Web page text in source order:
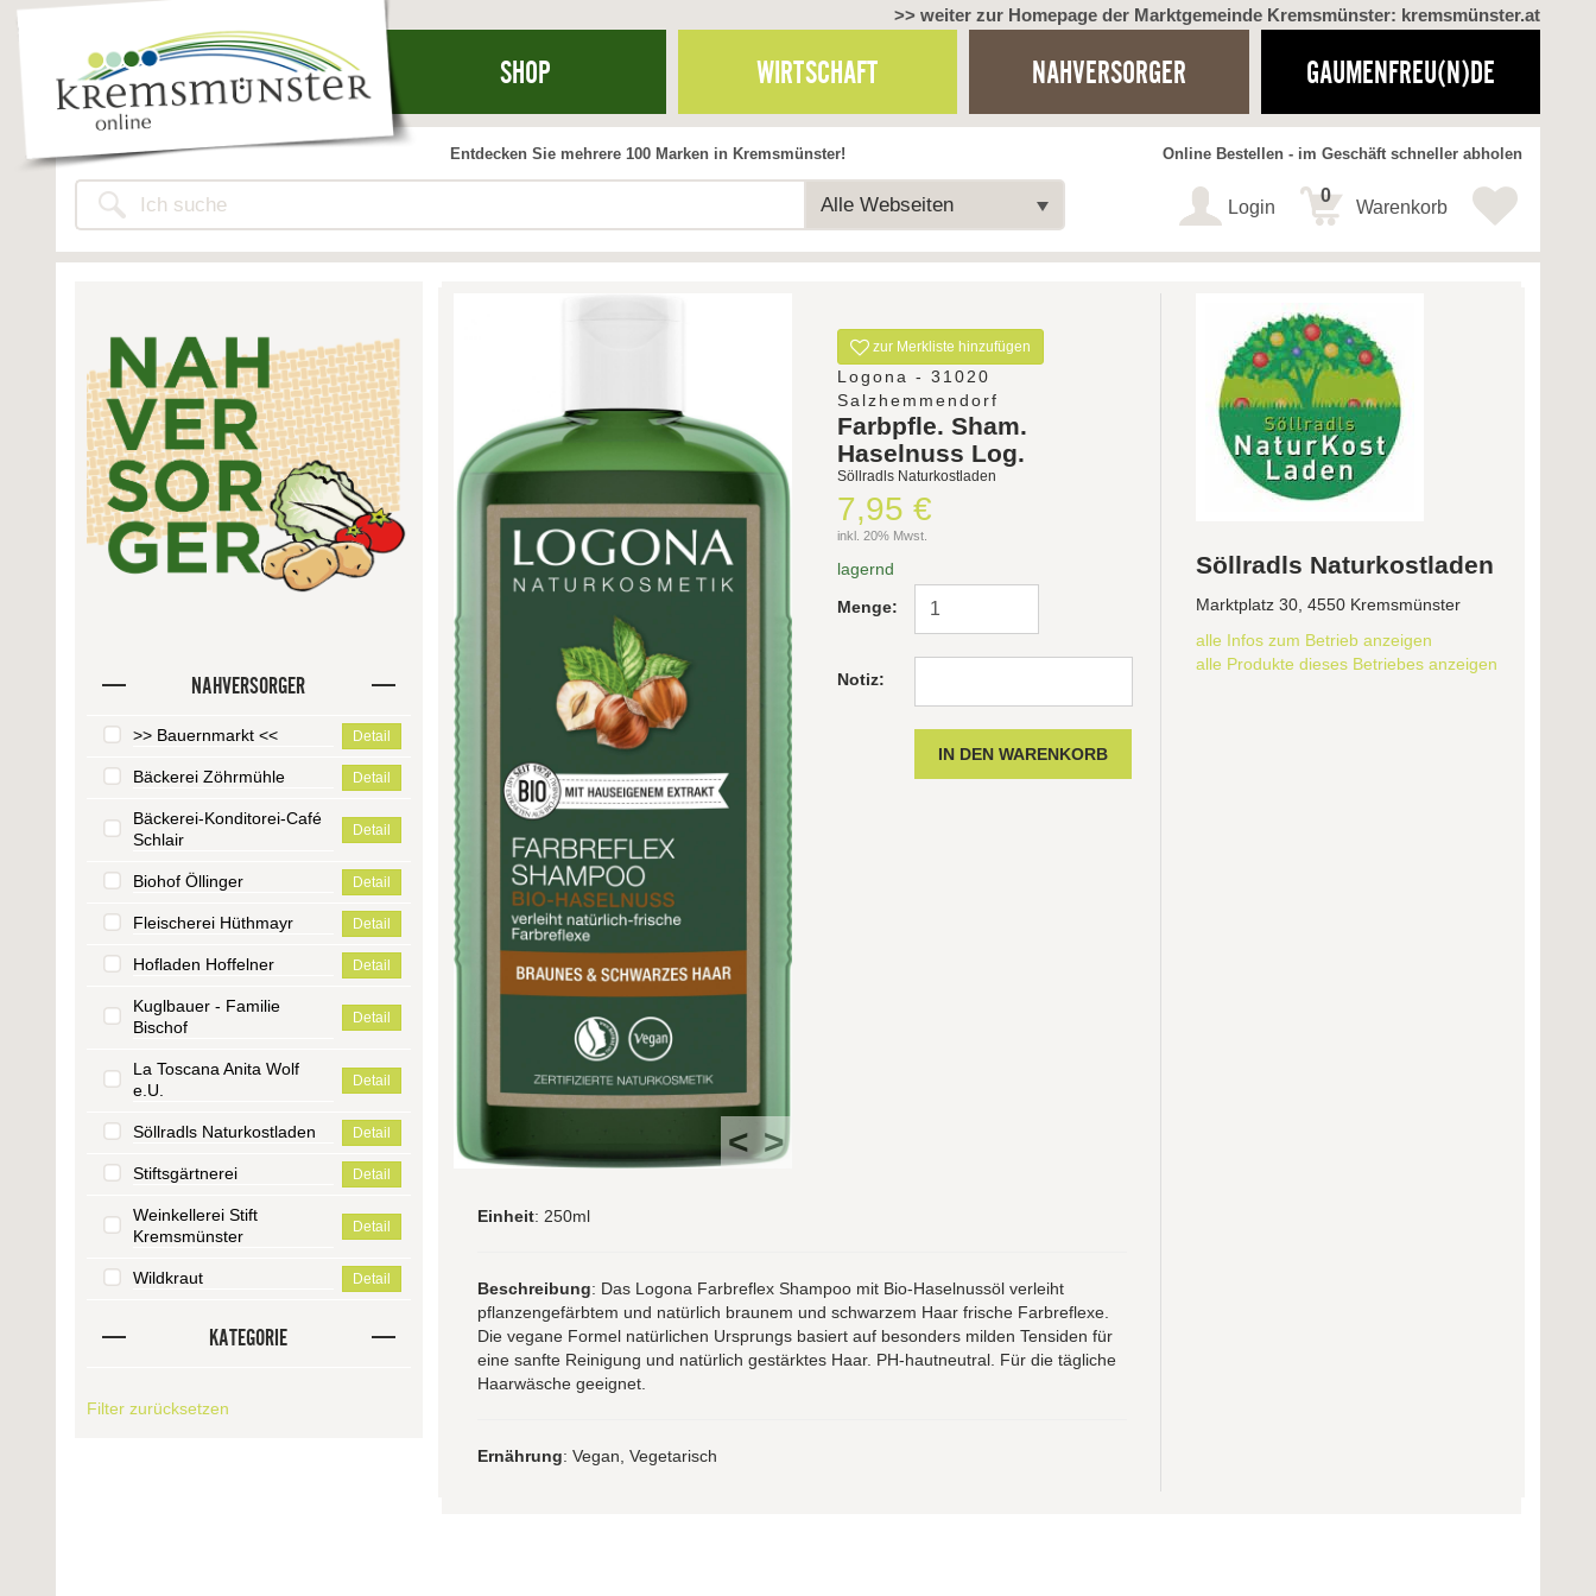
>> weiter zur Homepage der Marktgemeinde Kremsmünster: kremsmünster.at
SHOP WIRTSCHAFT NAHVERSORGER GAUMENFREU(N)DE
Alle Webseiten
Entdecken Sie mehrere 100 Marken in Kremsmünster! Online Bestellen - im Geschäft schneller abholen
Login Warenkorb
0
NAHVERSORGER
>> Bauernmarkt << Detail
Bäckerei Zöhrmühle Detail
Bäckerei-Konditorei-Café
Schlair
Detail
Biohof Öllinger Detail
Fleischerei Hüthmayr Detail
Hofladen Hoffelner Detail
Kuglbauer - Familie
Bischof
Detail
La Toscana Anita Wolf
e.U.
Detail
Söllradls Naturkostladen Detail
Stiftsgärtnerei Detail
Weinkellerei Stift
Kremsmünster
Detail
Wildkraut Detail
KATEGORIE
Filter zurücksetzen
< >
zur Merkliste hinzufügen
Logona - 31020
Salzhemmendorf
Farbpfle. Sham.
Haselnuss Log.
Söllradls Naturkostladen
7,95 €
inkl. 20% Mwst.
lagernd
Menge:
Notiz:
Einheit: 250ml
Beschreibung: Das Logona Farbreflex Shampoo mit Bio-Haselnussöl verleiht
pflanzengefärbtem und natürlich braunem und schwarzem Haar frische Farbreflexe.
Die vegane Formel natürlichen Ursprungs basiert auf besonders milden Tensiden für
eine sanfte Reinigung und natürlich gestärktes Haar. PH-hautneutral. Für die tägliche
Haarwäsche geeignet.
Ernährung: Vegan, Vegetarisch
Söllradls Naturkostladen
Marktplatz 30, 4550 Kremsmünster
alle Infos zum Betrieb anzeigen
alle Produkte dieses Betriebes anzeigen